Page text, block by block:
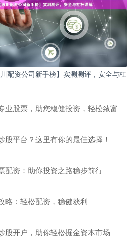
配资公司新手榜】实测测评，安全与杠
业股票，助您稳健投资，轻松致富
股平台？这里有你的最佳选择！
配资：助你投资之路稳步前行
略：轻松配资，稳健获利
股开户，助你轻松掘金资本市场